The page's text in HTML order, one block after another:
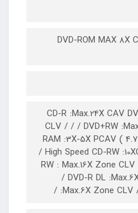
DVD-ROM MAX 8X
CD-R :Max.24X CAV
CLV / / / DVD+RW
RAM :3X-5X PCAV (
/ High Speed CD-RW
RW : Max.16X Zone
/ DVD-R DL
:Max.6X Zone CLV